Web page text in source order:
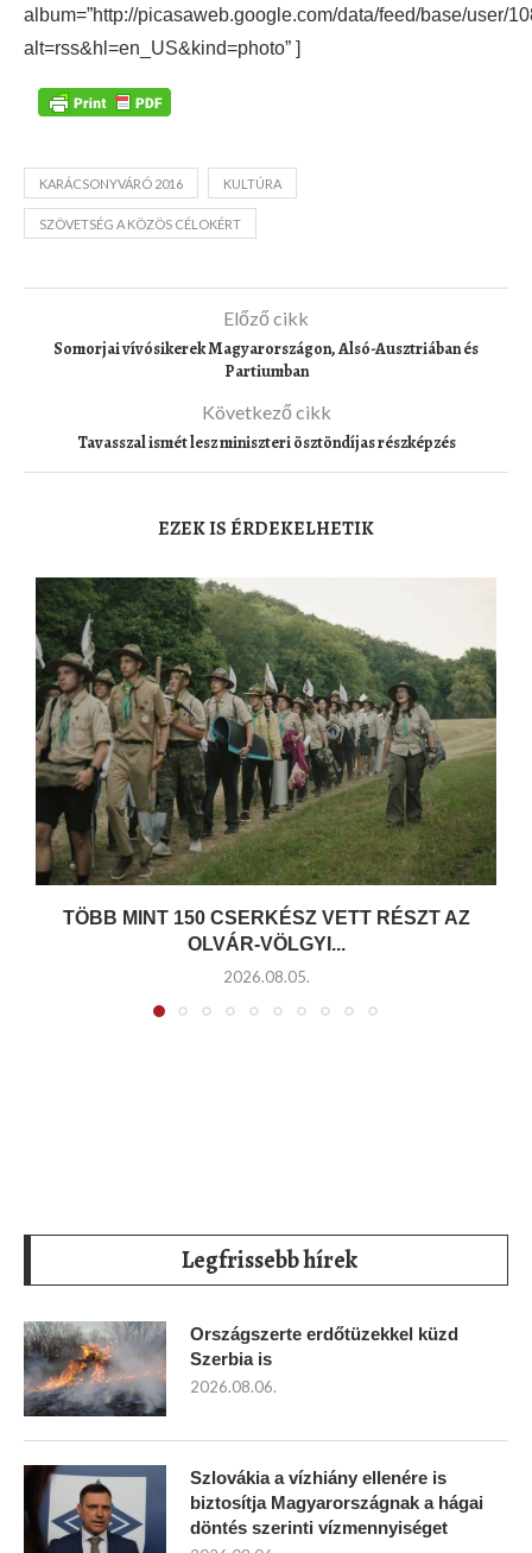
album=”http://picasaweb.google.com/data/feed/base/user/
alt=rss&hl=en_US&kind=photo” ]
KARÁCSONYVÁRÓ 2016 KULTÚRA
SZÖVETSÉG A KÖZÖS CÉLOKÉRT
Előző cikk
Somorjai vívósikerek Magyarországon, Alsó-Ausztriában és
Partiumban
Következő cikk
Tavasszal ismét lesz miniszteri ösztöndíjas részképzés
EZEK IS ÉRDEKELHETIK
TÖBB MINT 150 CSERKÉSZ VETT RÉSZT AZ
OLVÁR-VÖLGYI...
2026.08.05.
Legfrissebb hírek
Országszerte erdőtüzekkel küzd
Szerbia is
2026.08.06.
Szlovákia a vízhiány ellenére is
biztosítja Magyarországnak a hágai
döntés szerinti vízmennyiséget